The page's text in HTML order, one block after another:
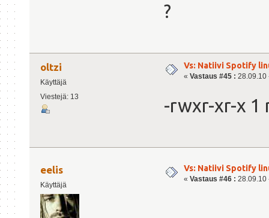
?
oltzi
Käyttäjä
Viestejä: 13
Vs: Natiivi Spotify
« Vastaus #45 : 28.09.10
-rwxr-xr-x 1
eelis
Käyttäjä
Vs: Natiivi Spotify
« Vastaus #46 : 28.09.10